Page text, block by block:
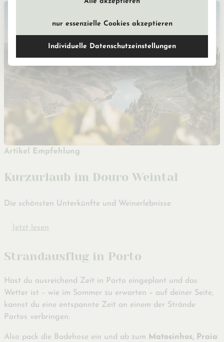
Artikel Empfehlung
Kurzurlaub im Douro Weintal
Die schönsten Unterkünfte und Weinerlebnisse
Jetzt lesen
Strandausflug in Porto
Hast du ausreichend Zeit in Porto eingeplant und das
Wetter ist – wie im Sommer zu erwarten – auf deiner Seite,
kannst du eine entspannte Zeit an einem der Strände
Portos verbringen.
Also pack die Badehose ein und ab zum
Matosinhos, Praia
nur essenzielle Cookies akzeptieren
Individuelle Datenschutzeinstellungen